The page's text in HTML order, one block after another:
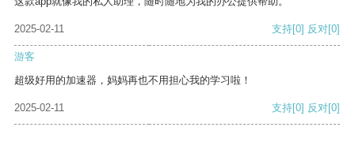
2025-02-11 支持[0] 反对[0]
游客
超级好用的加速器，妈妈再也不用担心我的学习啦！
2025-02-11 支持[0] 反对[0]